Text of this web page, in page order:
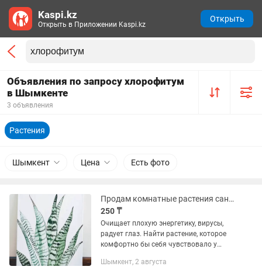
Объявления по запросу хлорофитум
в Шымкенте
3 объявления
Растения
Шымкент Цена Есть фото
Продам комнатные растения сансевиерия Ханни Грин и т. п.
250 ₸
Очищает плохую энергетику, вирусы,
радует глаз. Найти растение, которое
комфортно бы себя чувствовало у
открытого окна, непросто. Но, к
Шымкент, 2 августа
Kaspi.kz
Открыть в Приложении Kaspi.kz
Открыть